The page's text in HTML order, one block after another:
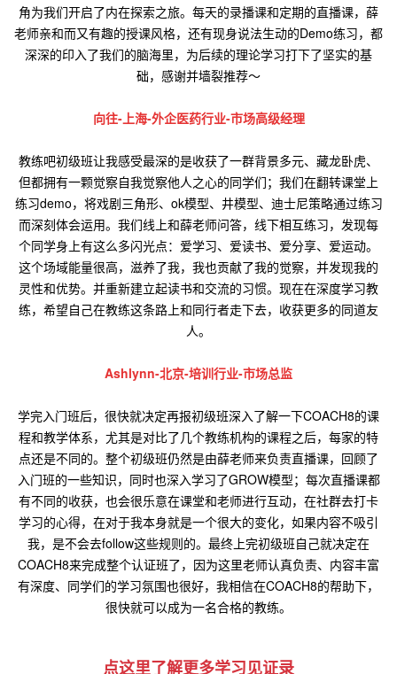
角为我们开启了内在探索之旅。每天的录播课和定期的直播课，薛
老师亲和而又有趣的授课风格，还有现身说法生动的Demo练习，都
深深的印入了我们的脑海里，为后续的理论学习打下了坚实的基
础，感谢并墙裂推荐～
向往-上海-外企医药行业-市场高级经理
教练吧初级班让我感受最深的是收获了一群背景多元、藏龙卧虎、
但都拥有一颗觉察自我觉察他人之心的同学们；我们在翻转课堂上
练习demo，将戏剧三角形、ok模型、井模型、迪士尼策略通过练习
而深刻体会运用。我们线上和薛老师问答，线下相互练习，发现每
个同学身上有这么多闪光点：爱学习、爱读书、爱分享、爱运动。
这个场域能量很高，滋养了我，我也贡献了我的觉察，并发现我的
灵性和优势。并重新建立起读书和交流的习惯。现在在深度学习教
练，希望自己在教练这条路上和同行者走下去，收获更多的同道友
人。
Ashlynn-北京-培训行业-市场总监
学完入门班后，很快就决定再报初级班深入了解一下COACH8的课
程和教学体系，尤其是对比了几个教练机构的课程之后，每家的特
点还是不同的。整个初级班仍然是由薛老师来负责直播课，回顾了
入门班的一些知识，同时也深入学习了GROW模型；每次直播课都
有不同的收获，也会很乐意在课堂和老师进行互动，在社群去打卡
学习的心得，在对于我本身就是一个很大的变化，如果内容不吸引
我，是不会去follow这些规则的。最终上完初级班自己就决定在
COACH8来完成整个认证班了，因为这里老师认真负责、内容丰富
有深度、同学们的学习氛围也很好，我相信在COACH8的帮助下，
很快就可以成为一名合格的教练。
点这里了解更多学习见证录